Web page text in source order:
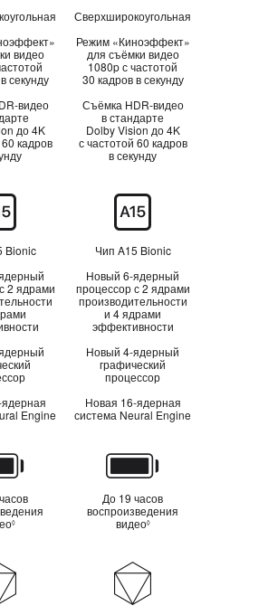
видео
секунду
до 4K
кадров
Сверхширокоугольная
Режим «Киноэффект»
для съёмки видео
1080p с частотой
30 кадров в секунду
Съёмка HDR‑видео
в стандарте
Dolby Vision до 4K
с частотой 60 кадров
в секунду
Bionic
2 ядрами
Engine
Чип A15 Bionic
Новый 6‑ядерный
процессор с 2 ядрами
производительности
и 4 ядрами
эффективности
Новый 4‑ядерный
графический
процессор
Новая 16‑ядерная
система Neural Engine
◊
До 19 часов
воспроизведения
видео◊